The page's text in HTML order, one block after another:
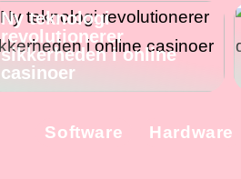
Ny teknologi
revolutionerer
sikkerheden i online
casinoer
Software Hardware